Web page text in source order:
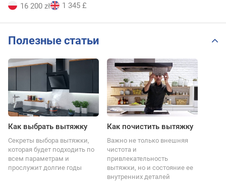
16 200 zł 1 345 £
Полезные статьи
Как выбрать вытяжку
Секреты выбора вытяжки,
которая будет подходить по
всем параметрам и
прослужит долгие годы
Как почистить вытяжку
Важно не только внешняя
чистота и
привлекательность
вытяжки, но и состояние ее
внутренних деталей